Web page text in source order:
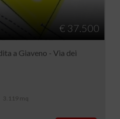
€ 37.500
a Giaveno - Via dei
3.119 mq